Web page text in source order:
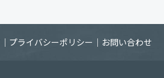
｜ プライバシーポリシー ｜ お問い合わせ